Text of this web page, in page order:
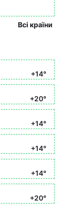
Всі країни
+14°
+20°
+14°
+14°
+14°
+20°